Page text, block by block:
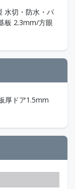
水切・防水・パ
板 2.3mm/方眼
厚ドア1.5mm